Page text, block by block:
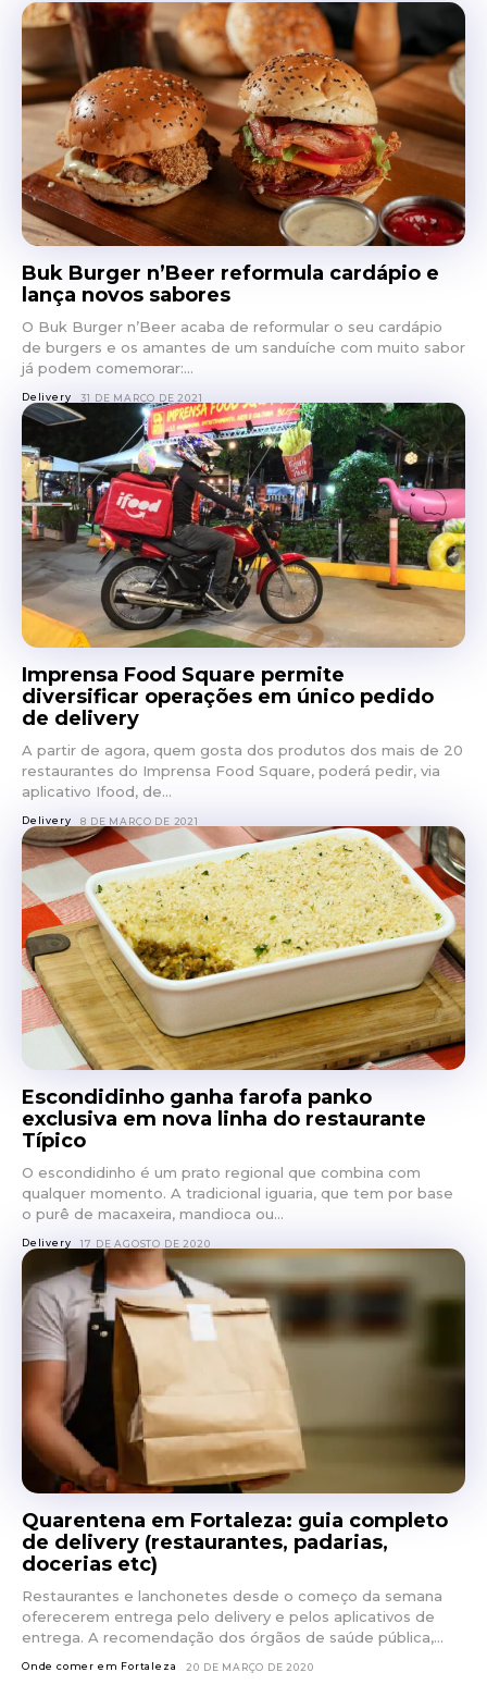
Buk Burger n’Beer reformula cardápio e
lança novos sabores
O Buk Burger n’Beer acaba de reformular o seu cardápio
de burgers e os amantes de um sanduíche com muito sabor
já podem comemorar:...
Delivery 31 DE MARÇO DE 2021
Imprensa Food Square permite
diversificar operações em único pedido
de delivery
A partir de agora, quem gosta dos produtos dos mais de 20
restaurantes do Imprensa Food Square, poderá pedir, via
aplicativo Ifood, de...
Delivery 8 DE MARÇO DE 2021
Escondidinho ganha farofa panko
exclusiva em nova linha do restaurante
Típico
O escondidinho é um prato regional que combina com
qualquer momento. A tradicional iguaria, que tem por base
o purê de macaxeira, mandioca ou...
Delivery 17 DE AGOSTO DE 2020
Quarentena em Fortaleza: guia completo
de delivery (restaurantes, padarias,
docerias etc)
Restaurantes e lanchonetes desde o começo da semana
oferecerem entrega pelo delivery e pelos aplicativos de
entrega. A recomendação dos órgãos de saúde pública,...
Onde comer em Fortaleza 20 DE MARÇO DE 2020